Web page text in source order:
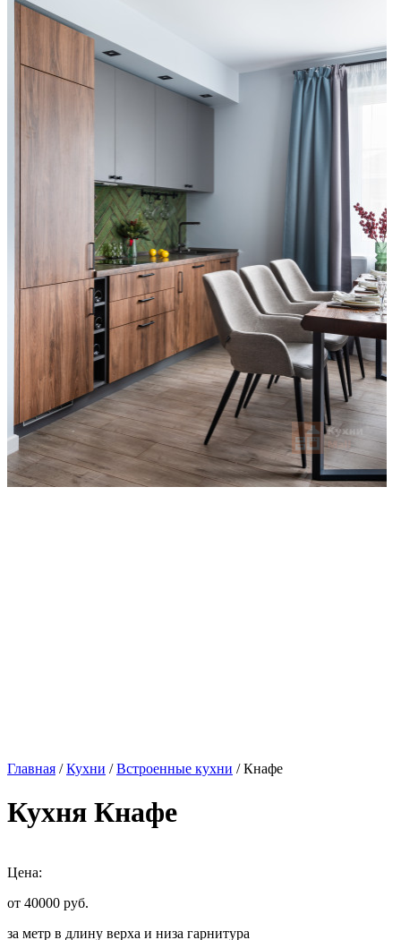
Главная /Кухни /Встроенные кухни / Кнафе
Кухня Кнафе
Цена:
от 40000 руб.
за метр в длину верха и низа гарнитура